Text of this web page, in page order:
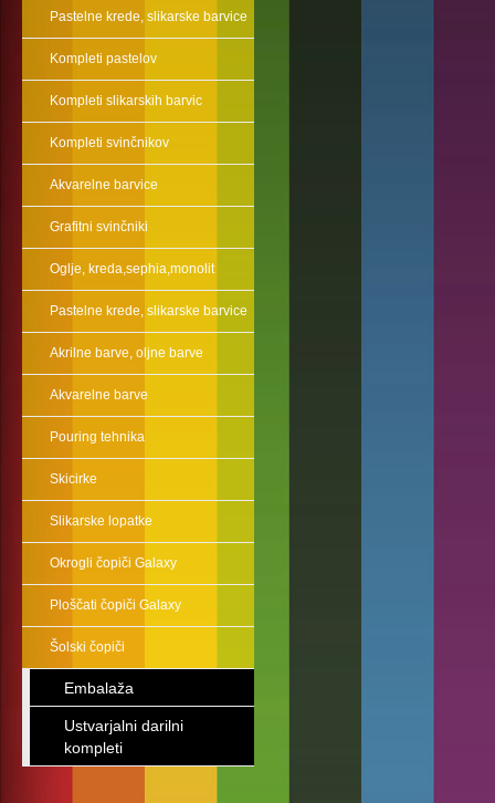
Pastelne krede, slikarske barvice
Kompleti pastelov
Kompleti slikarskih barvic
Kompleti svinčnikov
Akvarelne barvice
Grafitni svinčniki
Oglje, kreda,sephia,monolit
Pastelne krede, slikarske barvice
Akrilne barve, oljne barve
Akvarelne barve
Pouring tehnika
Skicirke
Slikarske lopatke
Okrogli čopiči Galaxy
Ploščati čopiči Galaxy
Šolski čopiči
Embalaža
Ustvarjalni darilni
kompleti